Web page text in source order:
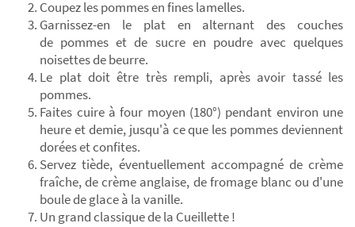
Coupez les pommes en fines lamelles.
Garnissez-en le plat en alternant des couches
de pommes et de sucre en poudre avec quelques
noisettes de beurre.
Le plat doit être très rempli, après avoir tassé les
pommes.
Faites cuire à four moyen (180°) pendant environ une
heure et demie, jusqu'à ce que les pommes deviennent
dorées et confites.
Servez tiède, éventuellement accompagné de crème
fraîche, de crème anglaise, de fromage blanc ou d'une
boule de glace à la vanille.
Un grand classique de la Cueillette !